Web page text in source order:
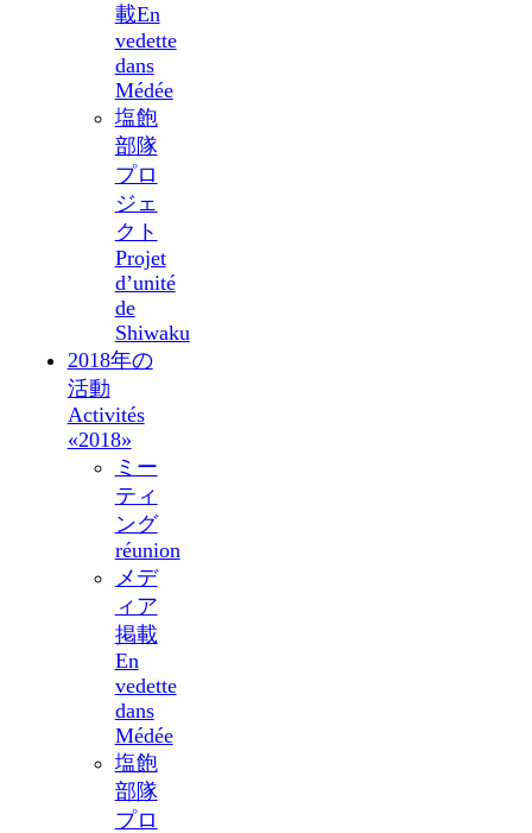
載En
vedette
dans
Médée
塩飽
部隊
プロ
ジェ
クト
Projet
d’unité
de
Shiwaku
2018年の
活動
Activités
«2018»
ミー
ティ
ング
réunion
メデ
ィア
掲載
En
vedette
dans
Médée
塩飽
部隊
プロ